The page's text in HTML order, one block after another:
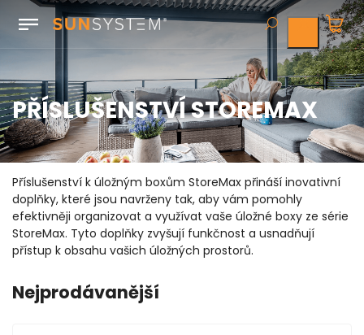
PŘÍSLUŠENSTVÍ STOREMAX
Příslušenství k úložným boxům StoreMax přináší inovativní
doplňky, které jsou navrženy tak, aby vám pomohly
efektivněji organizovat a využívat vaše úložné boxy ze série
StoreMax. Tyto doplňky zvyšují funkčnost a usnadňují
přístup k obsahu vašich úložných prostorů.
Nejprodávanější